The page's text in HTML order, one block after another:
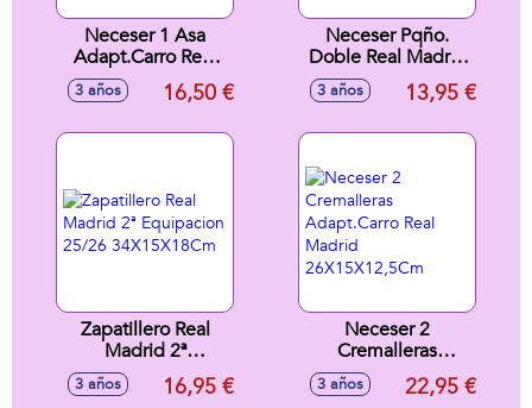
Neceser 1 Asa
Adapt.Carro Real
Madrid Equip.
25/26 26x15x12
3 años 16,50 €
Neceser Pqño.
Doble Real Madrid
2ª Equipacion
25/26 22X10X8Cm
3 años 13,95 €
Zapatillero Real
Madrid 2ª
Equipacion 25/26
34X15X18Cm
3 años 16,95 €
Neceser 2
Cremalleras
Adapt.Carro Real
Madrid
3 años 22,95 €